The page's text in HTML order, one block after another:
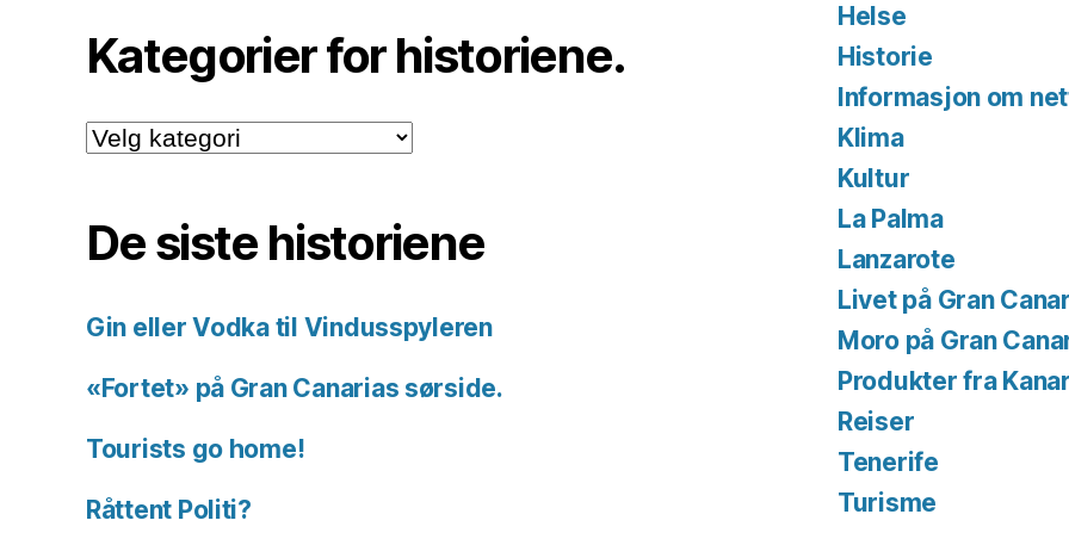
Kategorier for historiene.
Kategorier
for
De siste historiene
Gin eller Vodka til Vindusspyleren
«Fortet» på Gran Canarias sørside.
Tourists go home!
Råttent Politi?
Helse
Historie
Informasjon om
Klima
Kultur
La Palma
Lanzarote
Livet på Gran
Moro på Gran
Produkter fra
Reiser
Tenerife
Turisme